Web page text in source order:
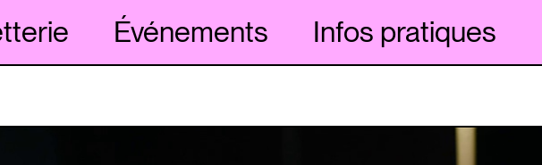
Événements Infos pratiques